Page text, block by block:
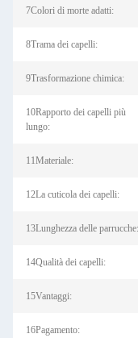
7Colori di morte adatti:
8Trama dei capelli:
9Trasformazione chimica:
10Rapporto dei capelli più
lungo:
11Materiale:
12La cuticola dei capelli:
13Lunghezza delle parrucche:
14Qualità dei capelli:
15Vantaggi:
16Pagamento: